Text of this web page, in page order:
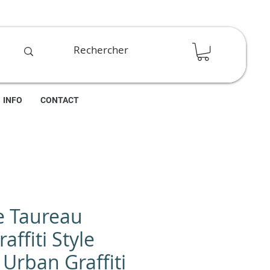
INFO CONTACT
Taureau
Style
Graffiti